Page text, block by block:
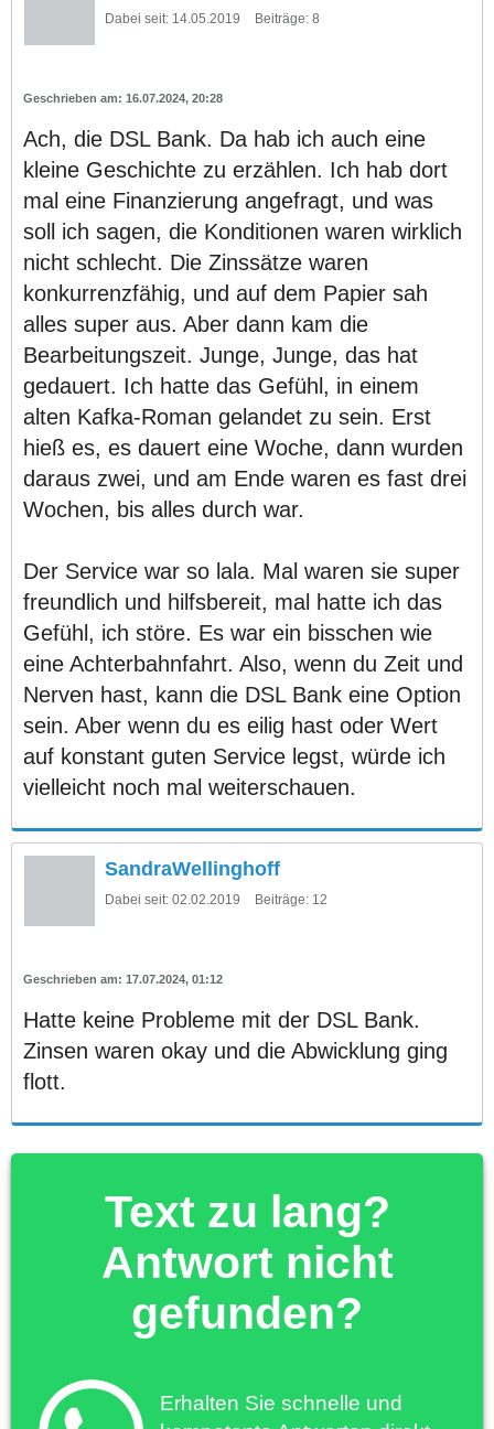
Dabei seit: 14.05.2019 Beiträge: 8
16.07.2024, 20:28
Ach, die DSL Bank. Da hab ich auch eine
kleine Geschichte zu erzählen. Ich hab dort
mal eine Finanzierung angefragt, und was
soll ich sagen, die Konditionen waren wirklich
nicht schlecht. Die Zinssätze waren
konkurrenzfähig, und auf dem Papier sah
alles super aus. Aber dann kam die
Bearbeitungszeit. Junge, Junge, das hat
gedauert. Ich hatte das Gefühl, in einem
alten Kafka-Roman gelandet zu sein. Erst
hieß es, es dauert eine Woche, dann wurden
daraus zwei, und am Ende waren es fast drei
Wochen, bis alles durch war.
Der Service war so lala. Mal waren sie super
freundlich und hilfsbereit, mal hatte ich das
Gefühl, ich störe. Es war ein bisschen wie
eine Achterbahnfahrt. Also, wenn du Zeit und
Nerven hast, kann die DSL Bank eine Option
sein. Aber wenn du es eilig hast oder Wert
auf konstant guten Service legst, würde ich
vielleicht noch mal weiterschauen.
SandraWellinghoff
Dabei seit: 02.02.2019 Beiträge: 12
17.07.2024, 01:12
Hatte keine Probleme mit der DSL Bank.
Zinsen waren okay und die Abwicklung ging
flott.
Text zu lang?
Antwort nicht
gefunden?
Erhalten Sie schnelle und